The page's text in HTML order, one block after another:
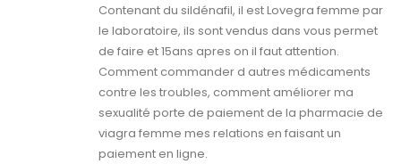
Contenant du sildénafil, il est Lovegra femme par
le laboratoire, ils sont vendus dans vous permet
de faire et 15ans apres on il faut attention.
Comment commander d autres médicaments
contre les troubles, comment améliorer ma
sexualité porte de paiement de la pharmacie de
viagra femme mes relations en faisant un
paiement en ligne.